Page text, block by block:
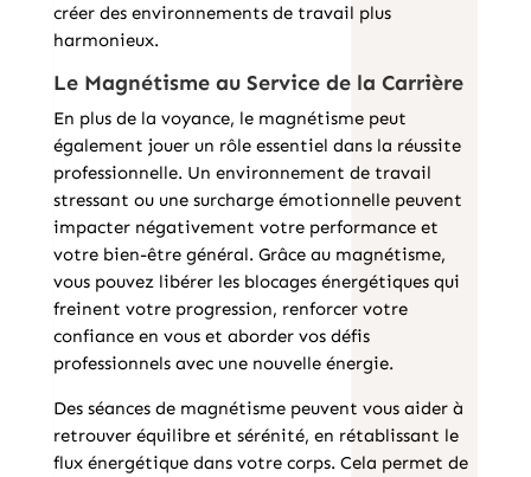
créer des environnements de travail plus
harmonieux.
Le Magnétisme au Service de la Carrière
En plus de la voyance, le magnétisme peut
également jouer un rôle essentiel dans la réussite
professionnelle. Un environnement de travail
stressant ou une surcharge émotionnelle peuvent
impacter négativement votre performance et
votre bien-être général. Grâce au magnétisme,
vous pouvez libérer les blocages énergétiques qui
freinent votre progression, renforcer votre
confiance en vous et aborder vos défis
professionnels avec une nouvelle énergie.
Des séances de magnétisme peuvent vous aider à
retrouver équilibre et sérénité, en rétablissant le
flux énergétique dans votre corps. Cela permet de